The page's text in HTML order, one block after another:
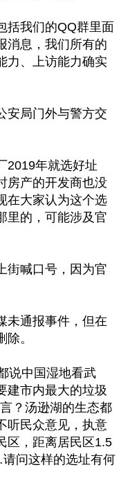
括我们的QQ群里面
消息，我们所有的
力、上访能力确实
安局门外与警方交
2019年就选好址
房产的开发商也没
在大家认为这个选
里的，可能涉及官
街喊口号，因为官
未通报事件，但在
。
说中国湿地看武
建市内最大的垃圾
？汤逊湖的生态都
民众意见，执意
区，距离居民区1.5
问这样的选址有何